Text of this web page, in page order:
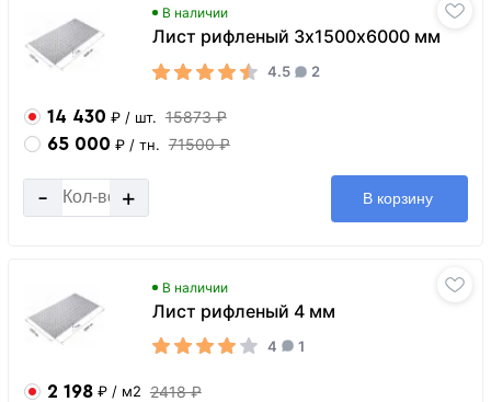
В наличии
Лист рифленый 3х1500х6000 мм
4.5 2
14 430 ₽ / шт. 15873 ₽
65 000 ₽ / тн. 71500 ₽
- + В корзину
В наличии
Лист рифленый 4 мм
4 1
2 198 ₽ / м2 2418 ₽